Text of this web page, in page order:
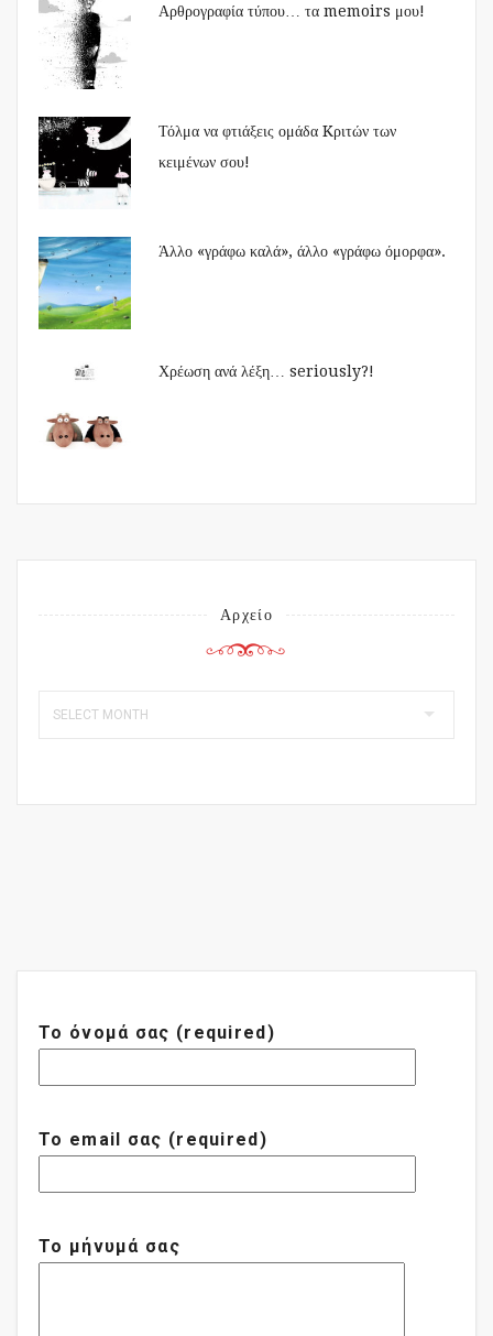
Αρθρογραφία τύπου… τα memoirs μου!
Τόλμα να φτιάξεις ομάδα Kριτών των
κειμένων σου!
Άλλο «γράφω καλά», άλλο «γράφω όμορφα».
Χρέωση ανά λέξη… seriously?!
Αρχείο
Το όνομά σας (required)
Το email σας (required)
Το μήνυμά σας